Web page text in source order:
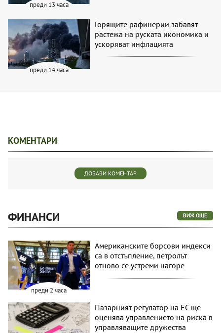
преди 13 часа
преди 14 часа
Горящите рафинерии забавят
растежа на руската икономика и
ускоряват инфлацията
КОМЕНТАРИ
ДОБАВИ КОМЕНТАР
ФИНАНСИ ВИЖ ОЩЕ
преди 2 часа
Американските борсови индекси
са в отстъпление, петролът
отново се устреми нагоре
Пазарният регулатор на ЕС ще
оценява управлението на риска в
управляващите дружества